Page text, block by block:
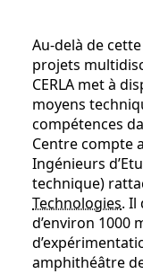
Au-delà de
projets
CERLA met à
moyens
compétences
Centre compte
Ingénieurs
technique)
Technologies. Il
d’environ 1000
amphithéâtre